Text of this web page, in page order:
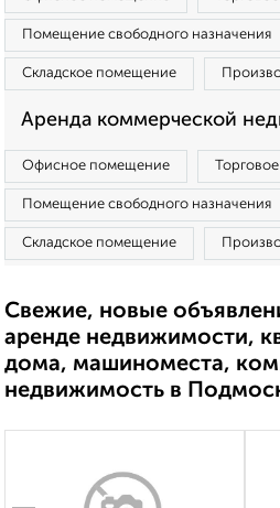
Помещение свободного назначения
Складское помещение
Аренда коммерческой
Офисное помещение
Помещение свободного назначения
Складское помещение
Свежие, новые
аренде недвижимости,
дома, машиноместа,
недвижимость в